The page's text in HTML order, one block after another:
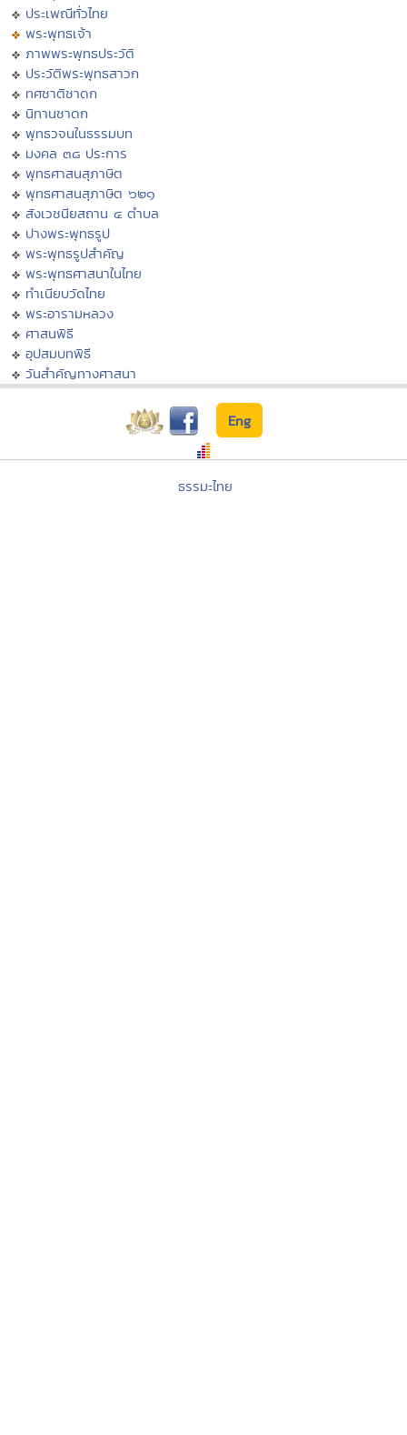
ประเพณีทั่วไทย
พระพุทธเจ้า
ภาพพระพุทธประวัติ
ประวัติพระพุทธสาวก
ทศชาติชาดก
นิทานชาดก
พุทธวจนในธรรมบท
มงคล ๓๘ ประการ
พุทธศาสนสุภาษิต
พุทธศาสนสุภาษิต ๖๒๑
สังเวชนียสถาน ๔ ตำบล
ปางพระพุทธรูป
พระพุทธรูปสำคัญ
พระพุทธศาสนาในไทย
ทำเนียบวัดไทย
พระอารามหลวง
ศาสนพิธี
อุปสมบทพิธี
วันสำคัญทางศาสนา
Eng
ธรรมะไทย